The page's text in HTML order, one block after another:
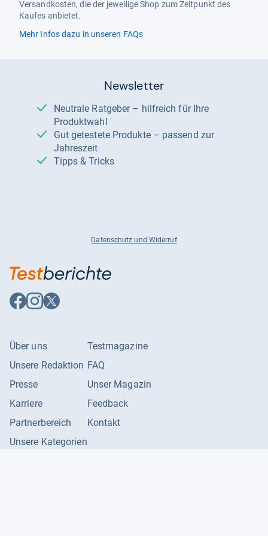
Versandkosten, die der jeweilige Shop zum Zeitpunkt des
Kaufes anbietet.
Mehr Infos dazu in unseren FAQs
Newsletter
Neutrale Ratgeber – hilfreich für Ihre
Produktwahl
Gut getestete Produkte – passend zur
Jahreszeit
Tipps & Tricks
Datenschutz und Widerruf
Auf
Facebook
Auf
Instagram
Auf
X
Über uns
Unsere Redaktion
Presse
Karriere
Partnerbereich
Unsere Kategorien
Testmagazine
FAQ
Unser Magazin
Feedback
Kontakt